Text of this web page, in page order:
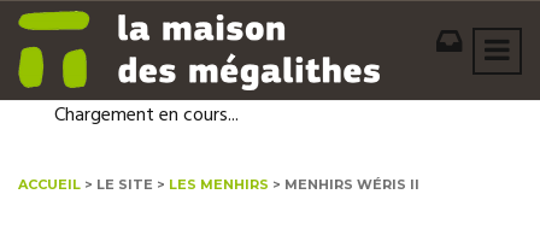
Chargement en cours...
Accueil > Le site > Les Menhirs > Menhirs Wéris II